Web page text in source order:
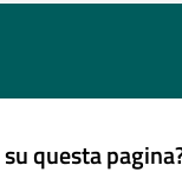
questa